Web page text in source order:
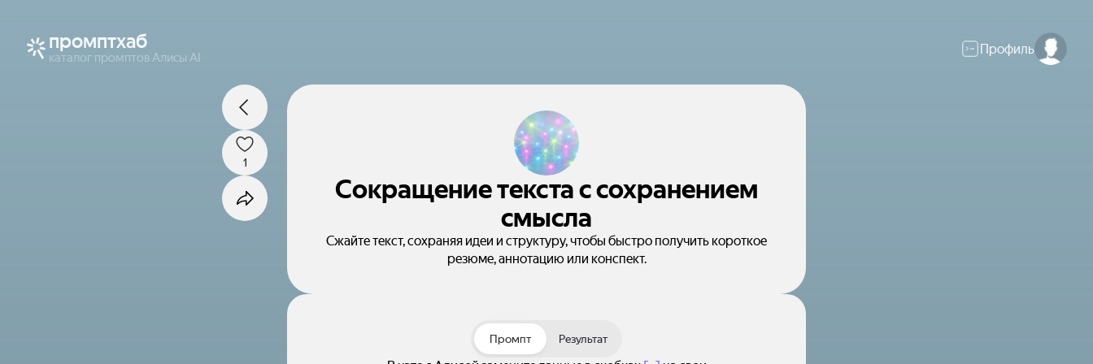
промптхаб
каталог промптов Алисы AI
Профиль
Сокращение текста с сохранением
смысла
Сжайте текст, сохраняя идеи и структуру, чтобы быстро получить короткое
резюме, аннотацию или конспект.
1
Промпт Результат